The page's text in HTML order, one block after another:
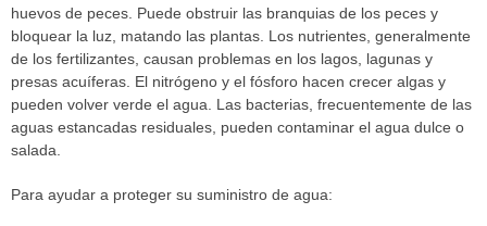
huevos de peces. Puede obstruir las branquias de los peces y
bloquear la luz, matando las plantas. Los nutrientes, generalmente
de los fertilizantes, causan problemas en los lagos, lagunas y
presas acuíferas. El nitrógeno y el fósforo hacen crecer algas y
pueden volver verde el agua. Las bacterias, frecuentemente de las
aguas estancadas residuales, pueden contaminar el agua dulce o
salada.
Para ayudar a proteger su suministro de agua: